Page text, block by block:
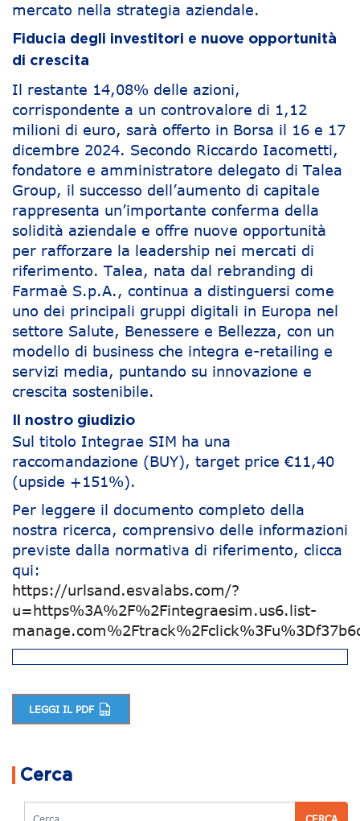
mercato nella strategia aziendale.
Fiducia degli investitori e nuove opportunità
di crescita
Il restante 14,08% delle azioni,
corrispondente a un controvalore di 1,12
milioni di euro, sarà offerto in Borsa il 16 e 17
dicembre 2024. Secondo Riccardo Iacometti,
fondatore e amministratore delegato di Talea
Group, il successo dell’aumento di capitale
rappresenta un’importante conferma della
solidità aziendale e offre nuove opportunità
per rafforzare la leadership nei mercati di
riferimento. Talea, nata dal rebranding di
Farmaè S.p.A., continua a distinguersi come
uno dei principali gruppi digitali in Europa nel
settore Salute, Benessere e Bellezza, con un
modello di business che integra e-retailing e
servizi media, puntando su innovazione e
crescita sostenibile.
Il nostro giudizio
Sul titolo Integrae SIM ha una
raccomandazione (BUY), target price €11,40
(upside +151%).
Per leggere il documento completo della
nostra ricerca, comprensivo delle informazioni
previste dalla normativa di riferimento, clicca
qui:
https://urlsand.esvalabs.com/?
u=https%3A%2F%2Fintegraesim.us6.list-
LEGGI IL PDF
Cerca
Cerca